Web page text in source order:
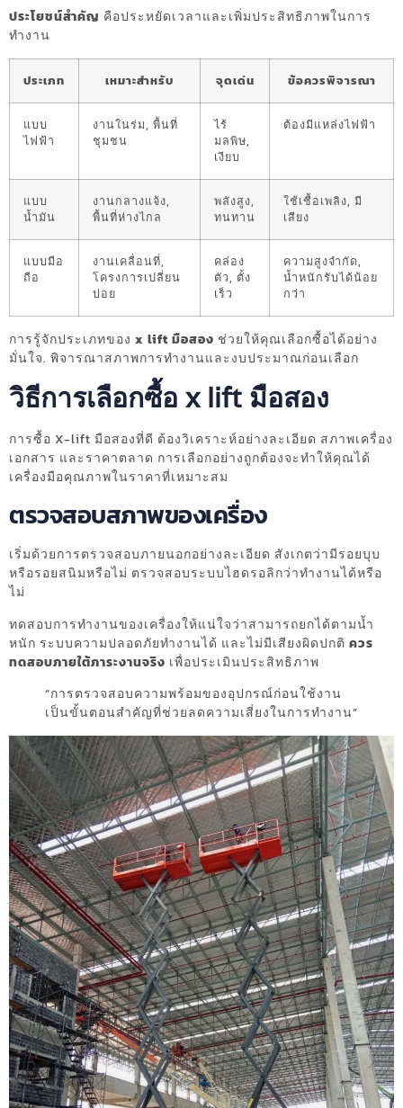
ประโยชน์สำคัญ คือประหยัดเวลาและเพิ่มประสิทธิภาพในการ
ทำงาน
ประเภท เหมาะสำหรับ จุดเด่น ข้อควรพิจารณา
แบบ
ไฟฟ้า
งานในร่ม, พื้นที่
ชุมชน
ไร้
มลพิษ,
เงียบ
ต้องมีแหล่งไฟฟ้า
แบบ
น้ำมัน
งานกลางแจ้ง,
พื้นที่ห่างไกล
พลังสูง,
ทนทาน
ใช้เชื้อเพลิง, มี
เสียง
แบบมือ
ถือ
งานเคลื่อนที่,
โครงการเปลี่ยน
บ่อย
คล่อง
ตัว, ตั้ง
เร็ว
ความสูงจำกัด,
น้ำหนักรับได้น้อย
กว่า
การรู้จักประเภทของ x lift มือสอง ช่วยให้คุณเลือกซื้อได้อย่าง
มั่นใจ. พิจารณาสภาพการทำงานและงบประมาณก่อนเลือก
วิธีการเลือกซื้อ x lift มือสอง
การซื้อ X-lift มือสองที่ดี ต้องวิเคราะห์อย่างละเอียด สภาพเครื่อง
เอกสาร และราคาตลาด การเลือกอย่างถูกต้องจะทำให้คุณได้
เครื่องมือคุณภาพในราคาที่เหมาะสม
ตรวจสอบสภาพของเครื่อง
เริ่มด้วยการตรวจสอบภายนอกอย่างละเอียด สังเกตว่ามีรอยบุบ
หรือรอยสนิมหรือไม่ ตรวจสอบระบบไฮดรอลิกว่าทำงานได้หรือ
ไม่
ทดสอบการทำงานของเครื่องให้แน่ใจว่าสามารถยกได้ตามน้ำ
หนัก ระบบความปลอดภัยทำงานได้ และไม่มีเสียงผิดปกติ ควร
ทดสอบภายใต้ภาระงานจริง เพื่อประเมินประสิทธิภาพ
“การตรวจสอบความพร้อมของอุปกรณ์ก่อนใช้งาน
เป็นขั้นตอนสำคัญที่ช่วยลดความเสี่ยงในการทำงาน”